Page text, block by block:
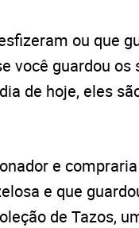
ou que
você guardou
de hoje, eles
e compraria
e que
de Tazos,